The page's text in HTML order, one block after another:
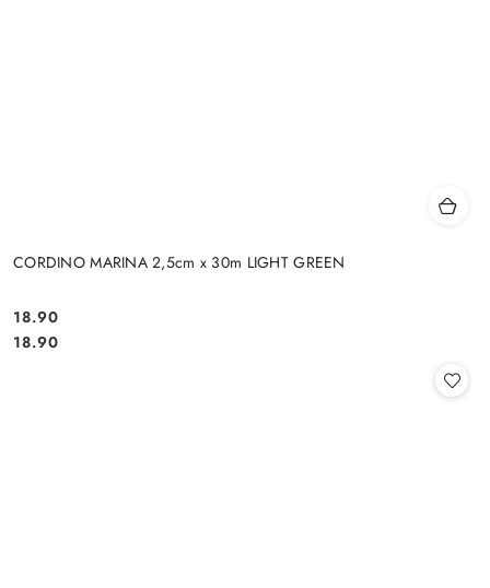
CORDINO MARINA 2,5cm x 30m LIGHT GREEN
Cena:
18.90
Cena:
18.90